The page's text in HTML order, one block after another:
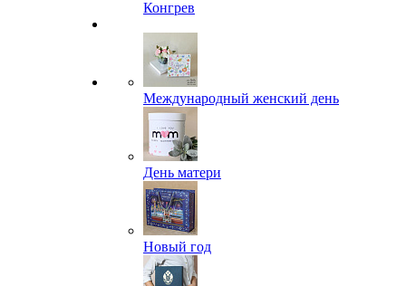
Конгрев
Международный женский день
День матери
Новый год